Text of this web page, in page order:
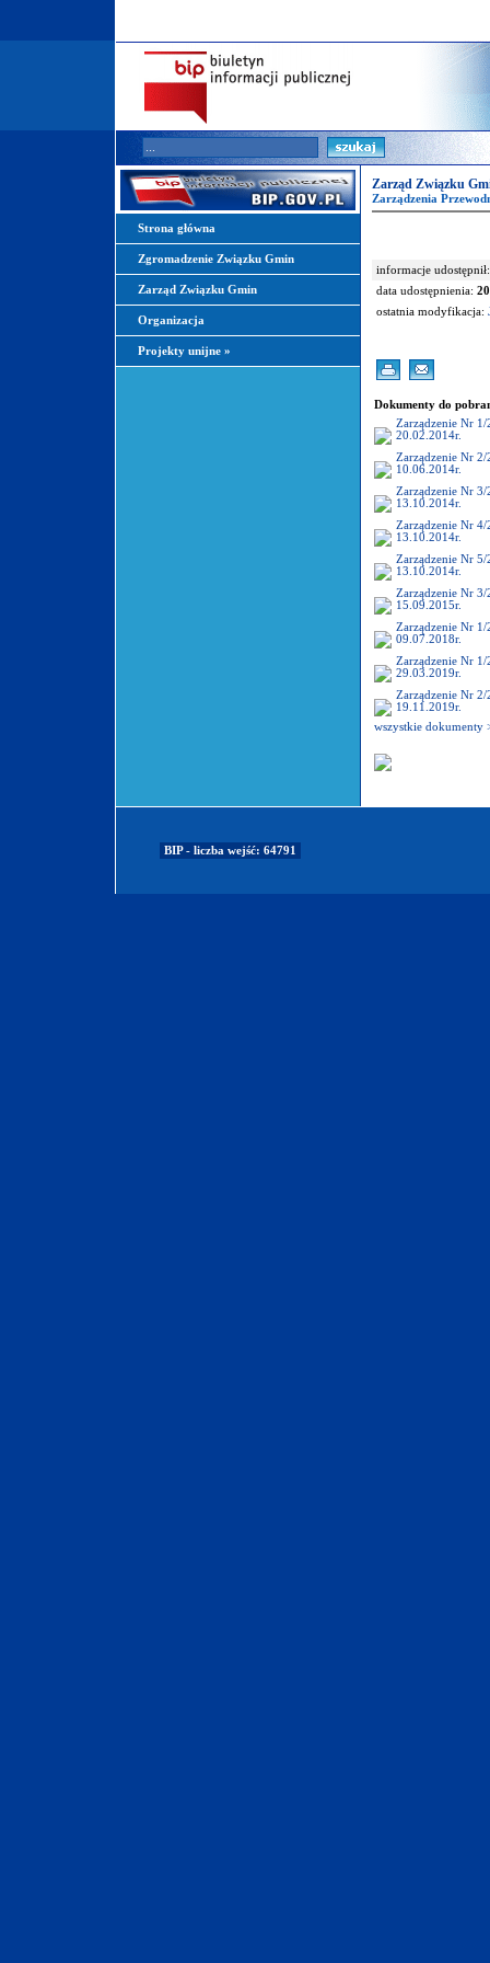
Strona główna
Zgromadzenie Związku Gmin
Zarząd Związku Gmin
Organizacja
Projekty unijne »
Zarząd Związku
Zarządzenia
informacje udostępnił:
data udostępnienia:
ostatnia modyfikacja:
Dokumenty do
Zarządzenie Nr
20.02.2014r.
Zarządzenie Nr
10.06.2014r.
Zarządzenie Nr
13.10.2014r.
Zarządzenie Nr
13.10.2014r.
Zarządzenie Nr
13.10.2014r.
Zarządzenie Nr
15.09.2015r.
Zarządzenie Nr
09.07.2018r.
Zarządzenie Nr
29.03.2019r.
Zarządzenie Nr
19.11.2019r.
wszystkie dokumenty
BIP - liczba wejść: 64791